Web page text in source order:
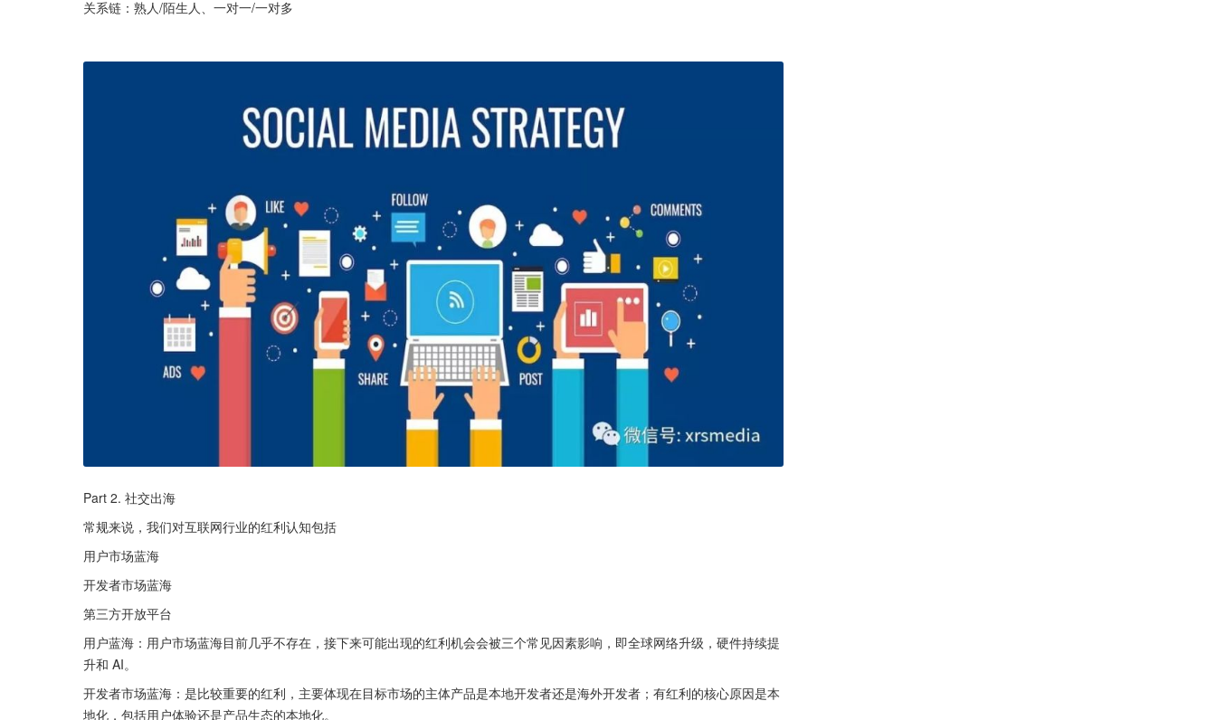
关系链：熟人/陌生人、一对一/一对多
Part 2. 社交出海
常规来说，我们对互联网行业的红利认知包括
用户市场蓝海
开发者市场蓝海
第三方开放平台
用户蓝海：用户市场蓝海目前几乎不存在，接下来可能出现的红利机会会被三个常见因素影响，即全球网络升级，硬件持续提
升和 AI。
开发者市场蓝海：是比较重要的红利，主要体现在目标市场的主体产品是本地开发者还是海外开发者；有红利的核心原因是本
地化，包括用户体验还是产品生态的本地化。